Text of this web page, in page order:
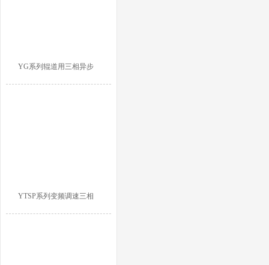
YG系列辊道用三相异步
YTSP系列变频调速三相